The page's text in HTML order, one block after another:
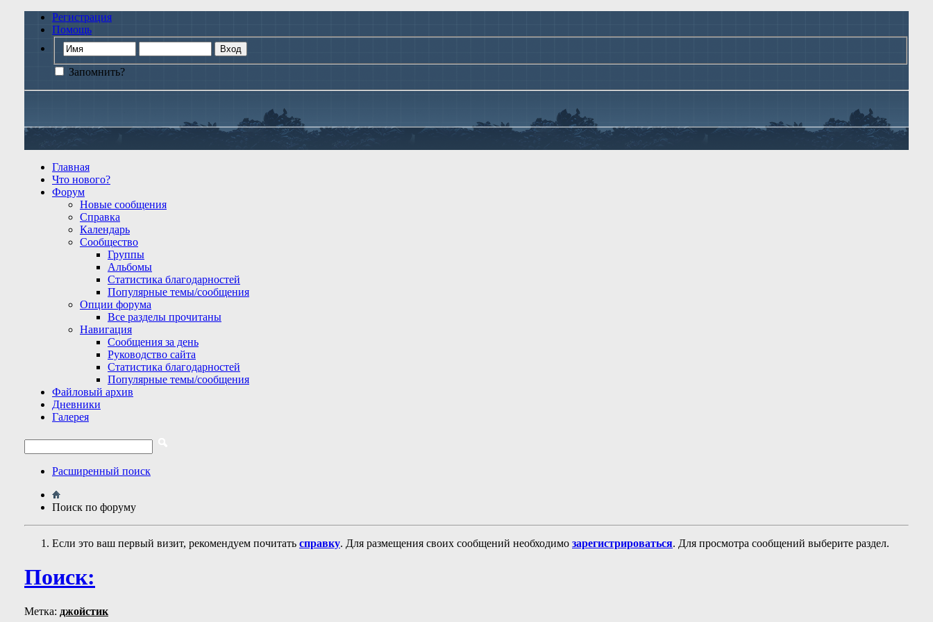
Регистрация
Помощь
Запомнить?
Главная
Что нового?
Форум
Новые сообщения
Справка
Календарь
Сообщество
Группы
Альбомы
Статистика благодарностей
Популярные темы/сообщения
Опции форума
Все разделы прочитаны
Навигация
Сообщения за день
Руководство сайта
Статистика благодарностей
Популярные темы/сообщения
Файловый архив
Дневники
Галерея
Расширенный поиск
Поиск по форуму
Если это ваш первый визит, рекомендуем почитать справку. Для размещения своих сообщений необходимо зарегистрироваться. Для просмотра сообщений выберите раздел.
Поиск:
Метка: джойстик